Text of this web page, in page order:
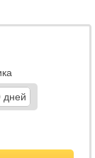
дней